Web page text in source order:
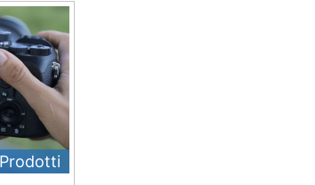
Prodotti